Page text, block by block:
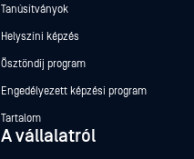
Tanúsítványok
Helyszíni képzés
Ösztöndíj program
Engedélyezett képzési program
Tartalom
A vállalatról